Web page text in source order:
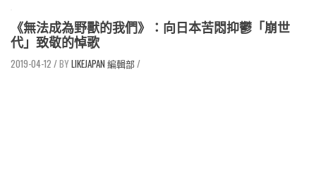
《無法成為野獸的我們》：向日本苦悶抑鬱「崩世
代」致敬的悼歌
2019-04-12 / LIKEJAPAN 編輯部/